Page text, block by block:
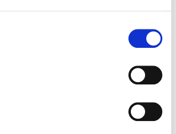
H3 12V 55W PREMIUM ECE R37